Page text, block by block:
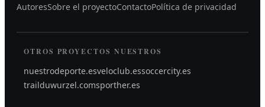
AutoresSobre el proyectoContactoPolítica de privacidad
OTROS PROYECTOS NUESTROS
nuestrodeporte.esveloclub.essoccercity.es
trailduwurzel.comsporther.es